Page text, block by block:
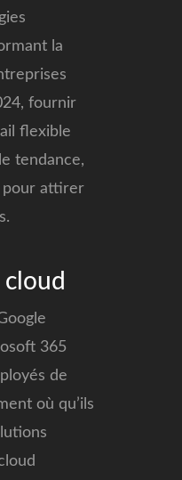
la
fournir
flexible
tendance,
pour attirer
365
de
où qu’ils